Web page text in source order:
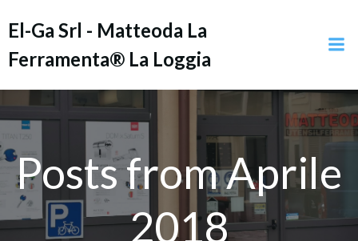
al
El-Ga Srl - Matteoda La
Ferramenta® La Loggia
Posts from Aprile
2018